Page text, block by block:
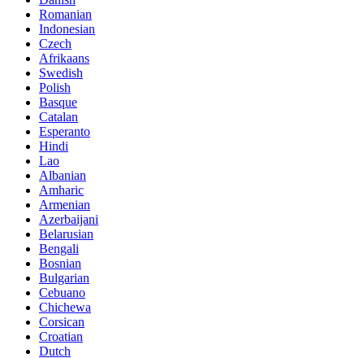
Romanian
Indonesian
Czech
Afrikaans
Swedish
Polish
Basque
Catalan
Esperanto
Hindi
Lao
Albanian
Amharic
Armenian
Azerbaijani
Belarusian
Bengali
Bosnian
Bulgarian
Cebuano
Chichewa
Corsican
Croatian
Dutch